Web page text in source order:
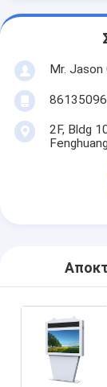
Mr. Jason
2F, Bldg